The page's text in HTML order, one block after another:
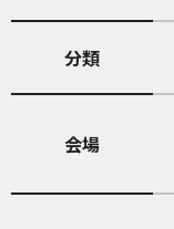
分類
会場